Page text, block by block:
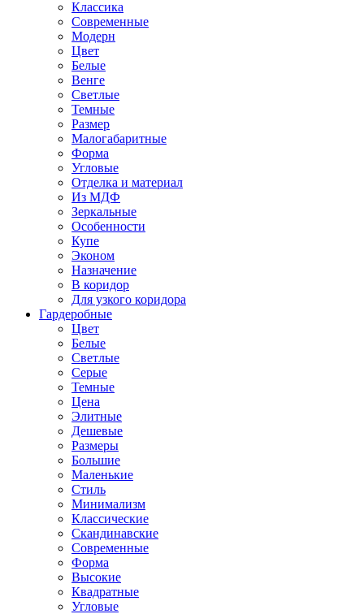
Классика
Современные
Модерн
Цвет
Белые
Венге
Светлые
Темные
Размер
Малогабаритные
Форма
Угловые
Отделка и материал
Из МДФ
Зеркальные
Особенности
Купе
Эконом
Назначение
В коридор
Для узкого коридора
Гардеробные
Цвет
Белые
Светлые
Серые
Темные
Цена
Элитные
Дешевые
Размеры
Большие
Маленькие
Стиль
Минимализм
Классические
Скандинавские
Современные
Форма
Высокие
Квадратные
Угловые